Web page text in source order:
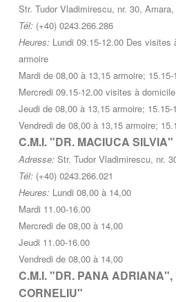
Str. Tudor Vladimirescu, nr. 30,
Tél: (+40) 0243.266.286
Heures: Lundi 09.15-12.00 Des
armoire
Mardi de 08,00 à 13,15 armoire;
Mercredi 09.15-12.00 visites à
Jeudi de 08,00 à 13,15 armoire;
Vendredi de 08,00 à 13,15 armoire;
C.M.I. "DR. MACIUCA SILVIA"
Adresse: Str. Tudor Vladimirescu, nr.
Tél: (+40) 0243.266.021
Heures: Lundi 08,00 à 14,00
Mardi 11.00-16.00
Mercredi de 08,00 à 14,00
Jeudi 11.00-16.00
Vendredi de 08,00 à 14,00
C.M.I. "DR. PANA
CORNELIU"